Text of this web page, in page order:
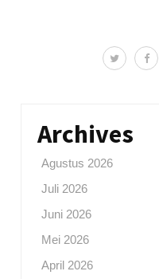
Archives
Agustus 2026
Juli 2026
Juni 2026
Mei 2026
April 2026